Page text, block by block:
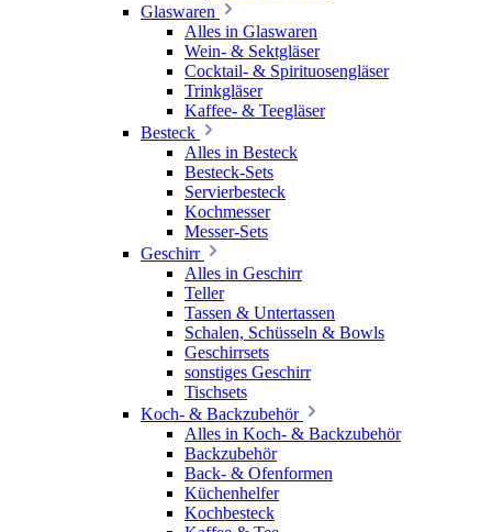
Glaswaren
Alles in Glaswaren
Wein- & Sektgläser
Cocktail- & Spirituosengläser
Trinkgläser
Kaffee- & Teegläser
Besteck
Alles in Besteck
Besteck-Sets
Servierbesteck
Kochmesser
Messer-Sets
Geschirr
Alles in Geschirr
Teller
Tassen & Untertassen
Schalen, Schüsseln & Bowls
Geschirrsets
sonstiges Geschirr
Tischsets
Koch- & Backzubehör
Alles in Koch- & Backzubehör
Backzubehör
Back- & Ofenformen
Küchenhelfer
Kochbesteck